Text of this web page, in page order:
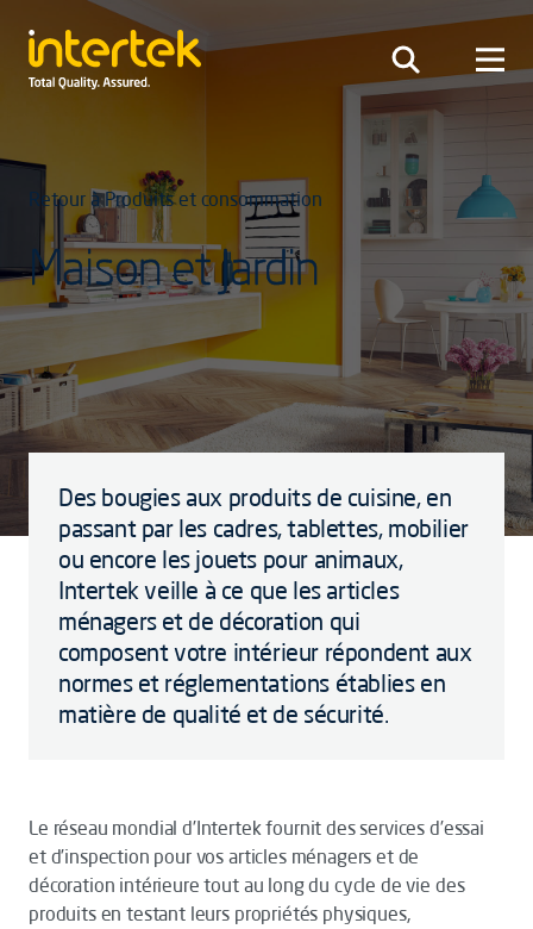
Retour à Produits et consommation
Maison et Jardin
Des bougies aux produits de cuisine, en
passant par les cadres, tablettes, mobilier
ou encore les jouets pour animaux,
Intertek veille à ce que les articles
ménagers et de décoration qui
composent votre intérieur répondent aux
normes et réglementations établies en
matière de qualité et de sécurité.
Le réseau mondial d’Intertek fournit des services d’essai
et d’inspection pour vos articles ménagers et de
décoration intérieure tout au long du cycle de vie des
produits en testant leurs propriétés physiques,